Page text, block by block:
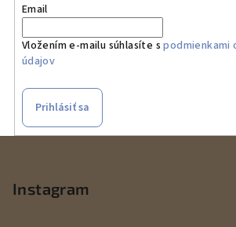
Email
Vložením e-mailu súhlasíte spodmienkami
údajov
Prihlásiť sa
Instagram